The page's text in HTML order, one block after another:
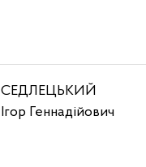
СЕДЛЕЦЬКИЙ
Ігор Геннадійович